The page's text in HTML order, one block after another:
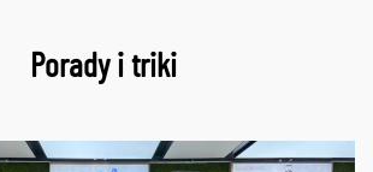
Porady i triki